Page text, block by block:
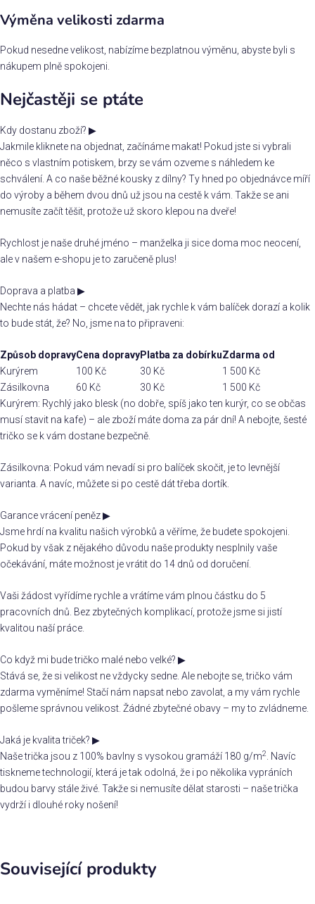
Výměna velikosti zdarma
Pokud nesedne velikost, nabízíme bezplatnou výměnu, abyste byli s
nákupem plně spokojeni.
Nejčastěji se ptáte
Kdy dostanu zboží? ▶
Jakmile kliknete na objednat, začínáme makat! Pokud jste si vybrali
něco s vlastním potiskem, brzy se vám ozveme s náhledem ke
schválení. A co naše běžné kousky z dílny? Ty hned po objednávce míří
do výroby a během dvou dnů už jsou na cestě k vám. Takže se ani
nemusíte začít těšit, protože už skoro klepou na dveře!
Rychlost je naše druhé jméno – manželka ji sice doma moc neocení,
ale v našem e-shopu je to zaručeně plus!
Doprava a platba ▶
Nechte nás hádat – chcete vědět, jak rychle k vám balíček dorazí a kolik
to bude stát, že? No, jsme na to připraveni:
Způsob dopravyCena dopravyPlatba za dobírkuZdarma od
Kurýrem
100 Kč 30 Kč
1 500 Kč
Zásilkovna
60 Kč 30 Kč
1 500 Kč
Kurýrem: Rychlý jako blesk (no dobře, spíš jako ten kurýr, co se občas
musí stavit na kafe) – ale zboží máte doma za pár dní! A nebojte, šesté
tričko se k vám dostane bezpečně.
Zásilkovna: Pokud vám nevadí si pro balíček skočit, je to levnější
varianta. A navíc, můžete si po cestě dát třeba dortík.
Garance vrácení peněz▶
Jsme hrdí na kvalitu našich výrobků a věříme, že budete spokojeni.
Pokud by však z nějakého důvodu naše produkty nesplnily vaše
očekávání, máte možnost je vrátit do 14 dnů od doručení.
Vaši žádost vyřídíme rychle a vrátíme vám plnou částku do 5
pracovních dnů. Bez zbytečných komplikací, protože jsme si jistí
kvalitou naší práce.
Co když mi bude tričko malé nebo velké? ▶
Stává se, že si velikost ne vždycky sedne. Ale nebojte se, tričko vám
zdarma vyměníme! Stačí nám napsat nebo zavolat, a my vám rychle
pošleme správnou velikost. Žádné zbytečné obavy – my to zvládneme.
Jaká je kvalita triček? ▶
Naše trička jsou z 100% bavlny s vysokou gramáží 180 g/m2. Navíc
tiskneme technologií, která je tak odolná, že i po několika vypráních
budou barvy stále živé. Takže si nemusíte dělat starosti – naše trička
vydrží i dlouhé roky nošení!
Související produkty